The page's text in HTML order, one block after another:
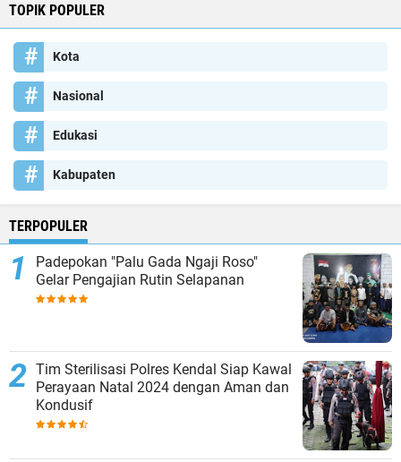
TOPIK POPULER
Kota
Nasional
Edukasi
Kabupaten
TERPOPULER
Padepokan "Palu Gada Ngaji Roso"
Gelar Pengajian Rutin Selapanan
Tim Sterilisasi Polres Kendal Siap Kawal
Perayaan Natal 2024 dengan Aman dan
Kondusif